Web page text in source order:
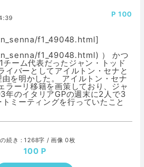
100
f1_49048.html]
f1_49048.html) ） かつ
チーム代表だったジャン・トッド
イバーとしてアイルトン・セナと
を明かした。 アイルトン・セナ
ラーリ移籍を画策しており、ジャ
年のイタリアGPの週末に2人で3
ミーティングを行っていたこと
続き : 1268字 / 画像 0枚
100